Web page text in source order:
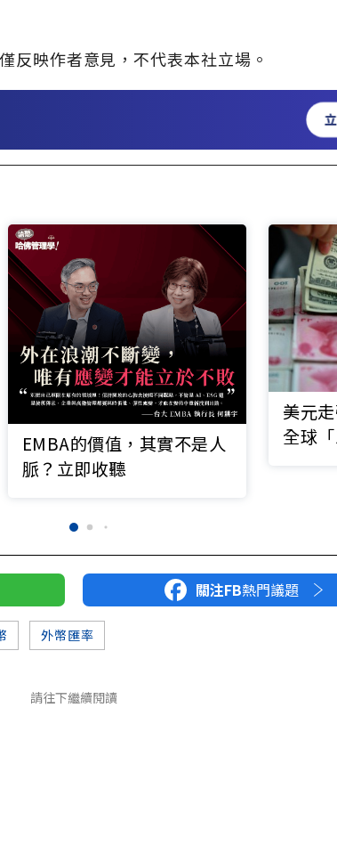
僅反映作者意見，不代表本社立場。
EMBA的價值，其實不是人
脈？立即收聽
美元
全球
關注FB熱門議題
外幣匯率
請往下繼續閱讀